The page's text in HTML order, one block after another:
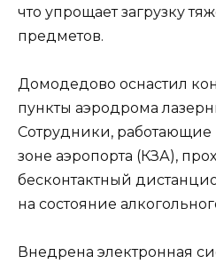
что упрощает загрузку
предметов.
Домодедово оснастил
пункты аэродрома
Сотрудники, работающие
зоне аэропорта (КЗА),
бесконтактный
на состояние
Внедрена электронная